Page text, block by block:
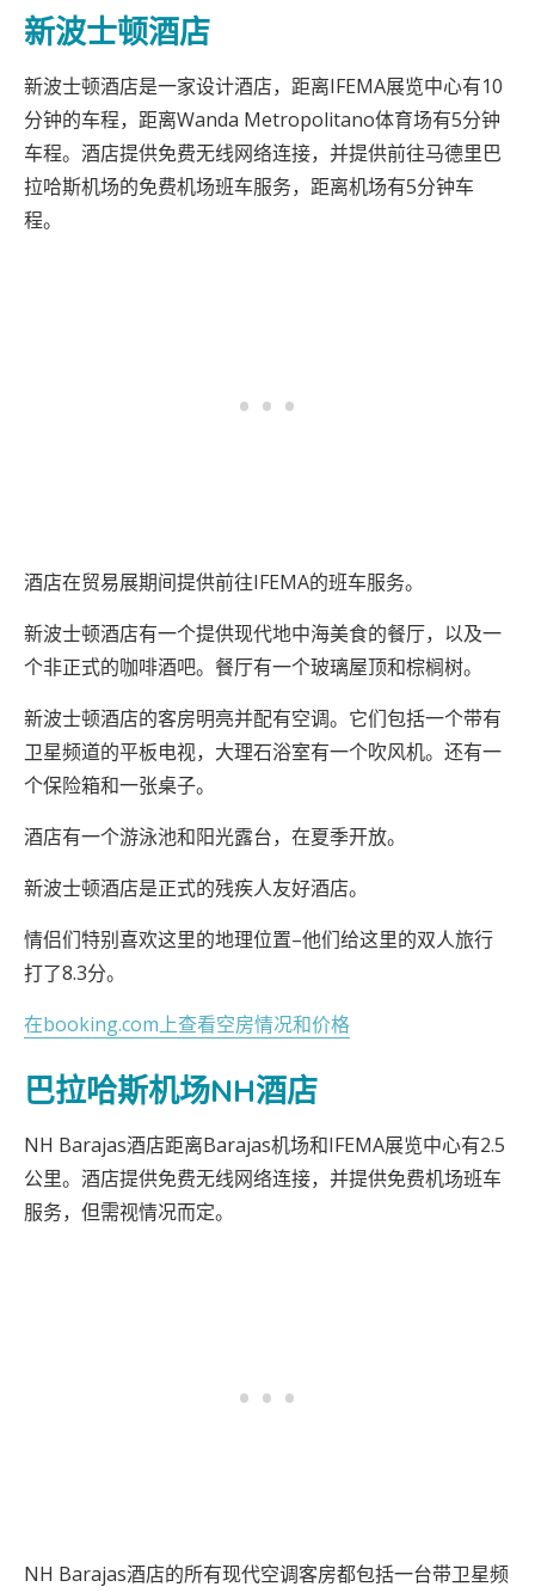
新波士顿酒店
新波士顿酒店是一家设计酒店，距离IFEMA展览中心有10
分钟的车程，距离Wanda Metropolitano体育场有5分钟
车程。酒店提供免费无线网络连接，并提供前往马德里巴
拉哈斯机场的免费机场班车服务，距离机场有5分钟车
程。
酒店在贸易展期间提供前往IFEMA的班车服务。
新波士顿酒店有一个提供现代地中海美食的餐厅，以及一
个非正式的咖啡酒吧。餐厅有一个玻璃屋顶和棕榈树。
新波士顿酒店的客房明亮并配有空调。它们包括一个带有
卫星频道的平板电视，大理石浴室有一个吹风机。还有一
个保险箱和一张桌子。
酒店有一个游泳池和阳光露台，在夏季开放。
新波士顿酒店是正式的残疾人友好酒店。
情侣们特别喜欢这里的地理位置–他们给这里的双人旅行
打了8.3分。
在booking.com上查看空房情况和价格
巴拉哈斯机场NH酒店
NH Barajas酒店距离Barajas机场和IFEMA展览中心有2.5
公里。酒店提供免费无线网络连接，并提供免费机场班车
服务，但需视情况而定。
NH Barajas酒店的所有现代空调客房都包括一台带卫星频